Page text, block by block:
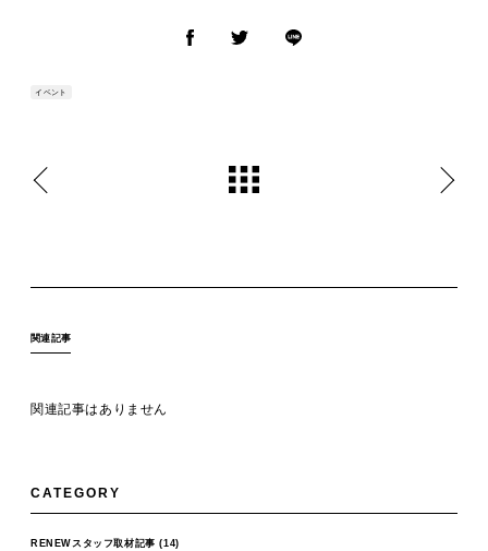
イベント
関連記事
関連記事はありません
CATEGORY
RENEWスタッフ取材記事 (14)